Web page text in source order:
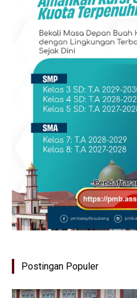
Postingan Populer